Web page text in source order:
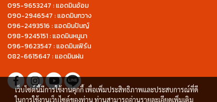
095-9653247 : แอดมินอ้อม
090-2946547 : แอดมินกวาง
096-2493516 : แอดมินปันญ์
098-9245151 : แอดมินหนูนา
096-9623547 : แอดมินเฟิร์น
082-6615647 : แอดมินฝน
เว็บไซต์นี้มีการใช้งานคุกกี้ เพื่อเพิ่มประสิทธิภาพและประสบการณ์ที่ดี
ในการใช้งานเว็บไซต์ของท่าน ท่านสามารถอ่านรายละเอียดเพิ่มเติม